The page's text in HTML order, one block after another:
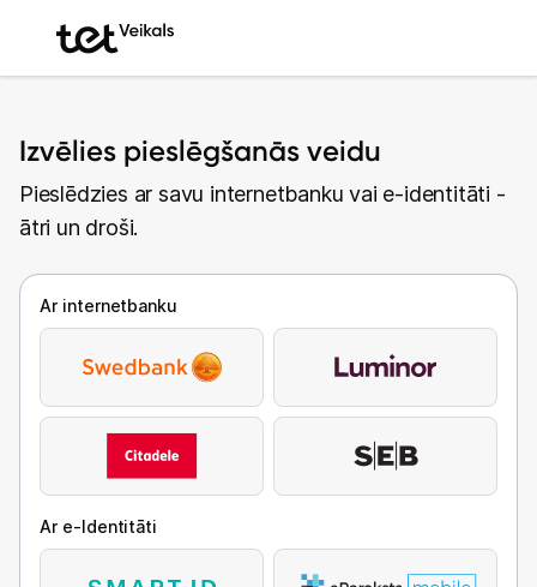
Izvēlies pieslēgšanās veidu
Pieslēdzies ar savu internetbanku vai e-identitāti -
ātri un droši.
Ar internetbanku
Ar e-Identitāti